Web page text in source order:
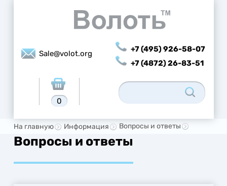
Sale@volot.org
+7 (495) 926-58-07
+7 (4872) 26-83-51
0
На главную Информация Вопросы и ответы
Вопросы и ответы